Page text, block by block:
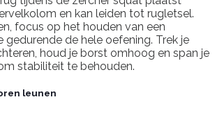
en kan leiden tot rugletsel.
focus op het houden van een
gedurende de hele oefening. Trek je
houd je borst omhoog en span je
stabiliteit te behouden.
leunen